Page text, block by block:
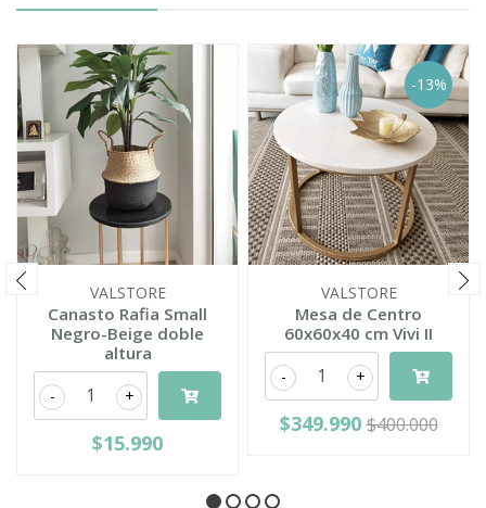
VALSTORE
Canasto Rafia Small
Negro-Beige doble
altura
+
-
$15.990
-13%
VALSTORE
Mesa de Centro
60x60x40 cm Vivi II
+
-
$349.990 $400.000